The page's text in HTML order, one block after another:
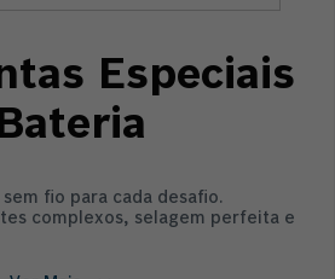
Especiais
fio para cada desafio.
complexos, selagem perfeita e